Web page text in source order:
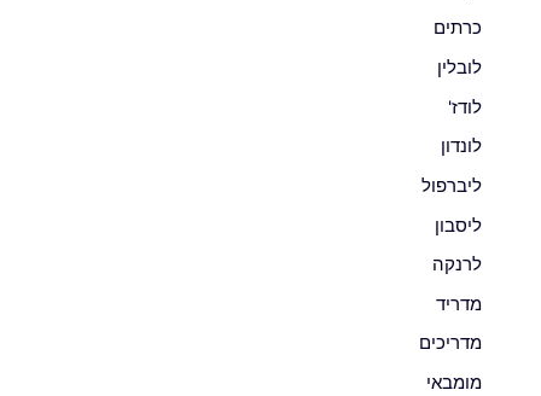
כרתים
לובלין
לודז'
לונדון
ליברפול
ליסבון
לרנקה
מדריד
מדריכים
מומבאי